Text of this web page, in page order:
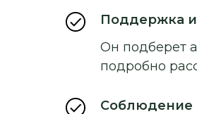
Поддержка
Он подберет
подробно
Соблюдение